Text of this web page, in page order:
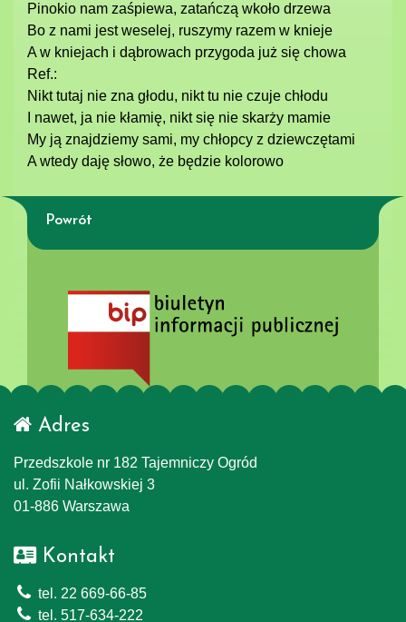
Pinokio nam zaśpiewa, zatańczą wkoło drzewa
Bo z nami jest weselej, ruszymy razem w knieje
A w kniejach i dąbrowach przygoda już się chowa
Ref.:
Nikt tutaj nie zna głodu, nikt tu nie czuje chłodu
I nawet, ja nie kłamię, nikt się nie skarży mamie
My ją znajdziemy sami, my chłopcy z dziewczętami
A wtedy daję słowo, że będzie kolorowo
Powrót
Adres
Przedszkole nr 182 Tajemniczy Ogród
ul. Zofii Nałkowskiej 3
01-886 Warszawa
Kontakt
tel. 22 669-66-85
tel. 517-634-222